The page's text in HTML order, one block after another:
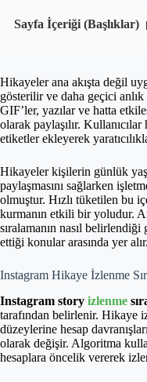
Sayfa İçeriği (Başlıklar)
Hikayeler ana akışta değil
gösterilir ve daha geçici
GIF’ler, yazılar ve hatta
olarak paylaşılır.
etiketler ekleyerek
Hikayeler kişilerin günlük
paylaşmasını sağlarken
olmuştur. Hızlı tüketilen bu
kurmanın etkili bir yoludur.
sıralamanın nasıl
ettiği konular arasında yer alır.
Instagram Hikaye İzlenme
Instagram story izlenme
tarafından belirlenir. Hikaye
düzeylerine hesap
olarak değişir. Algoritma
hesaplara öncelik vererek